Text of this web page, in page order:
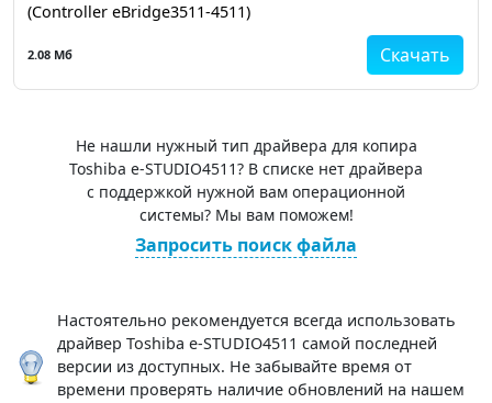
(Controller eBridge3511-4511)
Скачать
2.08 Мб
Не нашли нужный тип драйвера для копира
Toshiba e-STUDIO4511? В списке нет драйвера
с поддержкой нужной вам операционной
системы? Мы вам поможем!
Запросить поиск файла
Настоятельно рекомендуется всегда использовать
драйвер Toshiba e-STUDIO4511 самой последней
версии из доступных. Не забывайте время от
времени проверять наличие обновлений на нашем